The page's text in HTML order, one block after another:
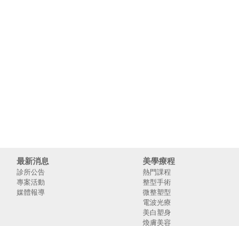
最新消息
診所公告
專案活動
媒體報導
美學療程
熱門課程
整型手術
微整塑型
電波光療
美白塑身
煥膚美容